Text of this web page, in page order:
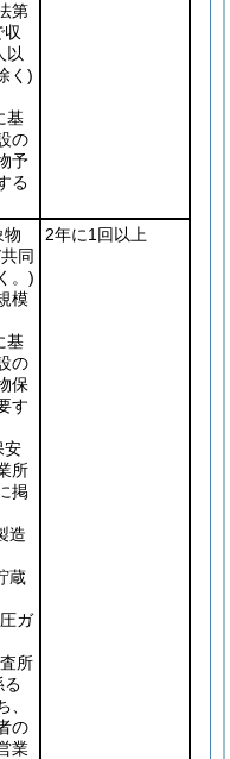
第
以
く)
基
の
予
る
同
。)
模
基
の
保
す
所
掲
造
蔵
ガ
所
、
の
業
2年に1回以上